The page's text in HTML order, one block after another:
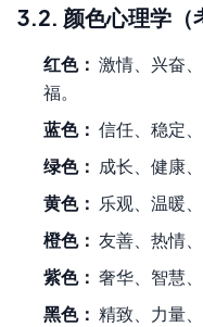
3.2. 颜色心理学（
红色： 激情、兴奋
福。
蓝色： 信任、稳定
绿色： 成长、健康
黄色： 乐观、温暖
橙色： 友善、热情、
紫色： 奢华、智慧
黑色： 精致、力量